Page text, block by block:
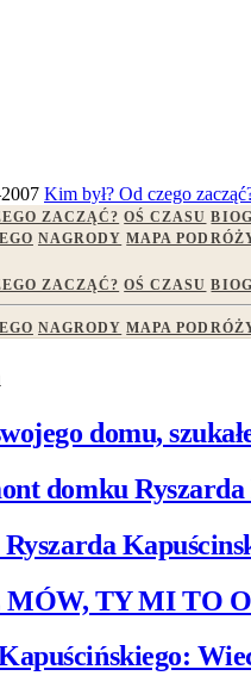
Kim był? Od czego
ZACZĄĆ? OŚ CZASU
NAGRODY MAPA
ZACZĄĆ? OŚ CZASU
NAGRODY MAPA
domu,
domku
TY MI TO